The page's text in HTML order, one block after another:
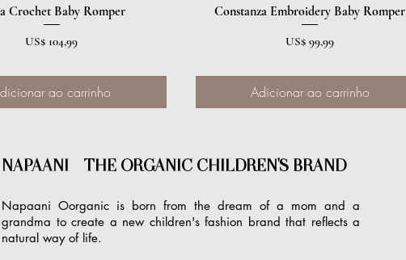
Visualização rápida
Crochet Baby Romper
Preço
US$ 104,99
ao carrinho
Visualização rápida
Constanza Embroidery Baby Romper
Preço
US$ 99,99
Adicionar ao carrinho
NAPAANI - THE ORGANIC CHILDREN'S BRAND
Napaani Oorganic is born from the dream of a mom and a
grandma to create a new children's fashion brand that reflects a
natural way of life.